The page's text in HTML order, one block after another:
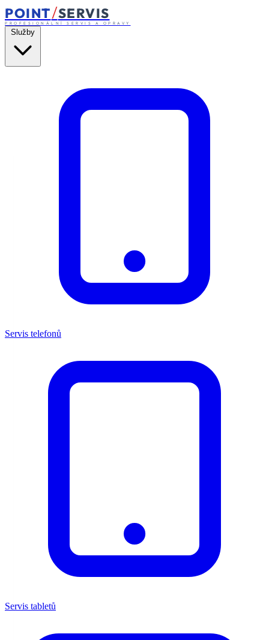
POINT/SERVIS
PROFESIONÁLNÍ SERVIS A OPRAVY
Služby
Servis telefonů
Servis tabletů